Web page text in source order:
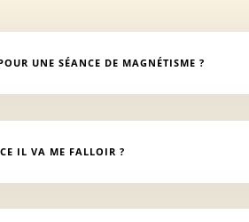
UNE SÉANCE DE MAGNÉTISME ?
IL VA ME FALLOIR ?